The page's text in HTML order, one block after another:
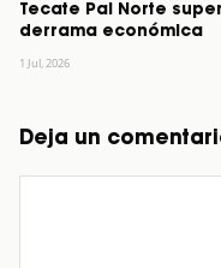
Tecate Pal Norte
derrama económica
1 Jul, 2026
Deja un